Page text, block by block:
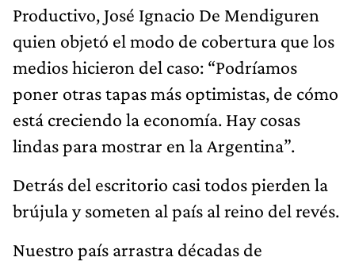
Productivo, José Ignacio De Mendiguren
quien objetó el modo de cobertura que los
medios hicieron del caso: “Podríamos
poner otras tapas más optimistas, de cómo
está creciendo la economía. Hay cosas
lindas para mostrar en la Argentina”.
Detrás del escritorio casi todos pierden la
brújula y someten al país al reino del revés.
Nuestro país arrastra décadas de